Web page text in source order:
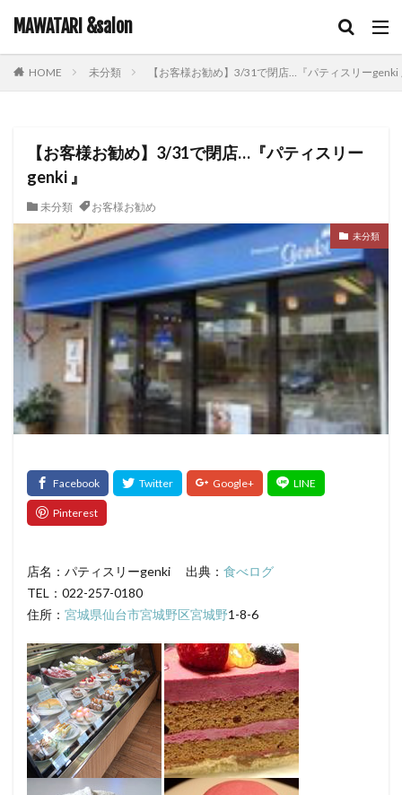
MAWATARI &salon
HOME 未分類 【お客様お勧め】3/31で閉店…『パティスリーgenki
【お客様お勧め】3/31で閉店…『パティスリー
genki 』
未分類 お客様お勧め
未分類
店名：パティスリーgenki 出典： 食べログ
TEL：022-257-0180
住所： 宮城県仙台市宮城野区宮城野1-8-6
タグ
iNOA お客様お勧め お客様コラボ
アニメ
アプリエカラー
イルミナカラー
オイルカラー
オラプレックス
コテ巻き
シャンプー
スキンケア
スロウカラー ツヤ髪
ドライヤー
ビューティーカレッジ
ヘアアレンジ
ヘアケア
メイク
ルビオナカラー
使ってみた！
営業日のお知らせ
新商品
雑談
髪質改善トリートメント
検索